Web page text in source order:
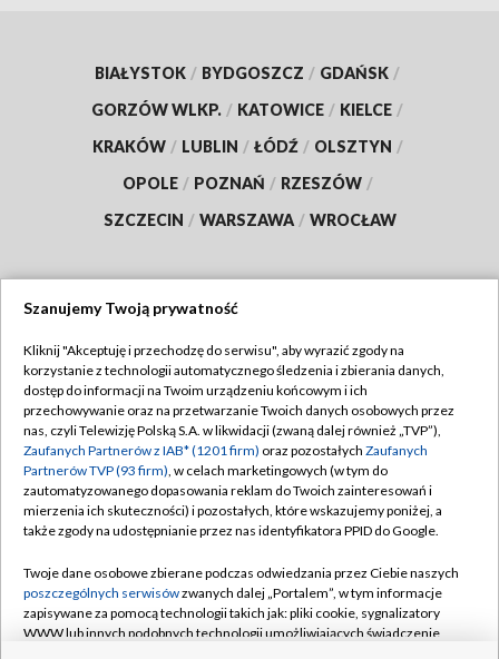
BIAŁYSTOK / BYDGOSZCZ / GDAŃSK /
GORZÓW WLKP. / KATOWICE / KIELCE /
KRAKÓW / LUBLIN / ŁÓDŹ / OLSZTYN /
OPOLE / POZNAŃ / RZESZÓW /
SZCZECIN / WARSZAWA / WROCŁAW
TVP
Abonament TVP
Emisja w TVP
Centrum informacji TVP
Naziemna Telewizja Cyfrowa
Rada Programowa
System NOS
Regulamin TVP
Polityka prywatności
Moje zgody
Pomoc
Kontakt
Szanujemy Twoją prywatność
Kliknij "Akceptuję i przechodzę do serwisu", aby wyrazić zgody na
korzystanie z technologii automatycznego śledzenia i zbierania danych,
dostęp do informacji na Twoim urządzeniu końcowym i ich
przechowywanie oraz na przetwarzanie Twoich danych osobowych przez
nas, czyli Telewizję Polską S.A. w likwidacji (zwaną dalej również „TVP”),
Zaufanych Partnerów z IAB* (1201 firm) oraz pozostałych Zaufanych
Partnerów TVP (93 firm), w celach marketingowych (w tym do
zautomatyzowanego dopasowania reklam do Twoich zainteresowań i
mierzenia ich skuteczności) i pozostałych, które wskazujemy poniżej, a
także zgody na udostępnianie przez nas identyfikatora PPID do Google.
Twoje dane osobowe zbierane podczas odwiedzania przez Ciebie naszych
poszczególnych serwisówzwanych dalej „Portalem”, w tym informacje
zapisywane za pomocą technologii takich jak: pliki cookie, sygnalizatory
WWW lub innych podobnych technologii umożliwiających świadczenie